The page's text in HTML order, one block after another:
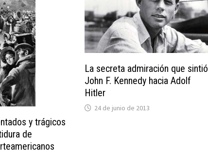
y trágicos
de
La secreta admiración que sintió
John F. Kennedy hacia Adolf
Hitler
24 de junio de 2013